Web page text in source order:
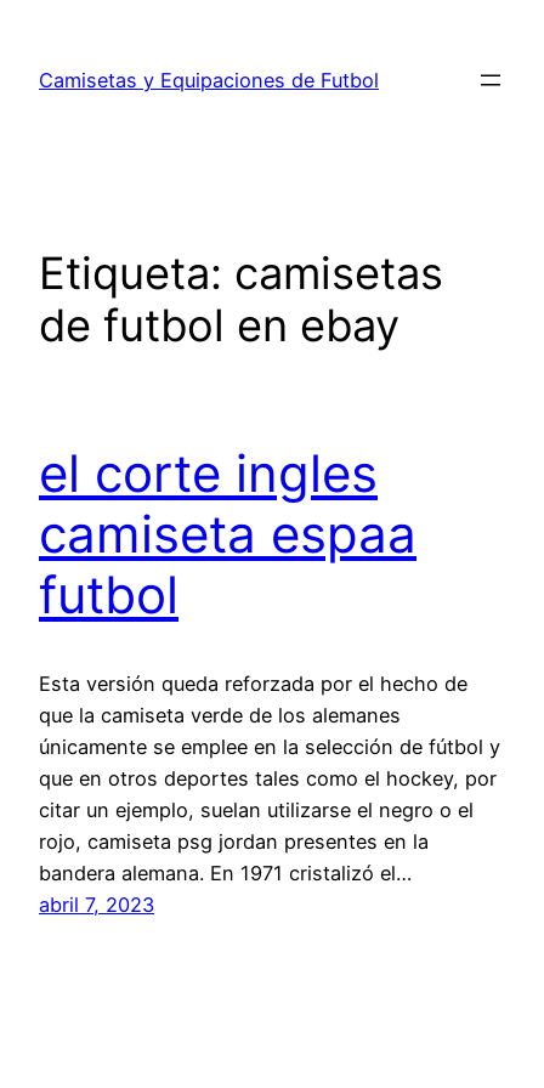
contenido
Camisetas y Equipaciones de Futbol
Etiqueta: camisetas
de futbol en ebay
el corte ingles
camiseta espaa
futbol
Esta versión queda reforzada por el hecho de
que la camiseta verde de los alemanes
únicamente se emplee en la selección de fútbol y
que en otros deportes tales como el hockey, por
citar un ejemplo, suelan utilizarse el negro o el
rojo, camiseta psg jordan presentes en la
bandera alemana. En 1971 cristalizó el…
abril 7, 2023